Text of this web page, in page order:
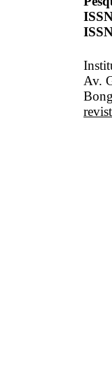
Av.